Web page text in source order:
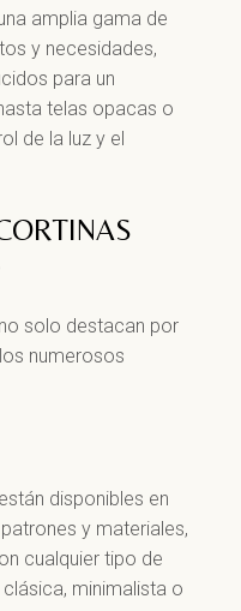
amplia gama de
y necesidades,
para un
telas opacas o
de la luz y el
solo destacan por
numerosos
disponibles en
y materiales,
cualquier tipo de
minimalista o